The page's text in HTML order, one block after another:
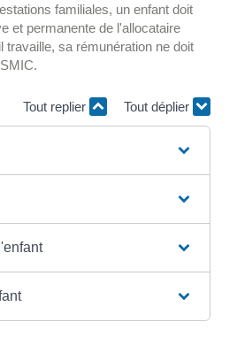
familiales, un enfant doit
et permanente de l'allocataire
travaille, sa rémunération ne doit
Tout replier Tout déplier